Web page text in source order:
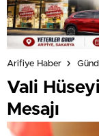
Arifiye Haber
Vali
Mesajı